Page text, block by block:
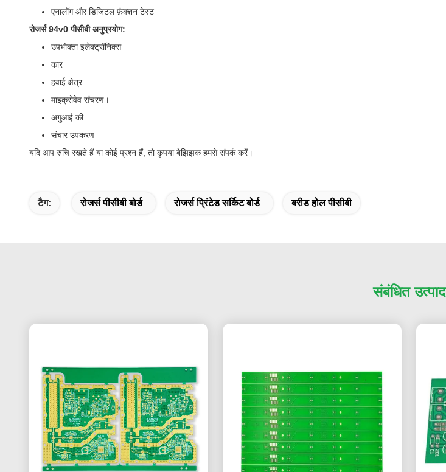
एनालॉग और डिजिटल फ़ंक्शन टेस्ट
रोजर्स 94v0 पीसीबी अनुप्रयोग:
उपभोक्ता इलेक्ट्रॉनिक्स
कार
हवाई क्षेत्र
माइक्रोवेव संचरण।
अगुआई की
संचार उपकरण
यदि आप रुचि रखते हैं या कोई प्रश्न हैं, तो कृपया बेझिझक हमसे संपर्क करें।
टैग: रोजर्स पीसीबी बोर्ड रोजर्स प्रिंटेड सर्किट बोर्ड बरीड होल पीसीबी
संबंधित उत्पाद